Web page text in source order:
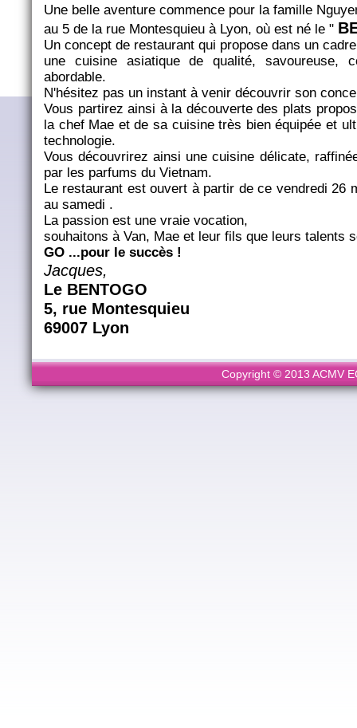
Une belle aventure commence pour la famille
au 5 de la rue Montesquieu à Lyon, où est né le "
Un concept de restaurant qui propose dans un
une cuisine asiatique de qualité, savoureuse,
abordable.
N'hésitez pas un instant à venir découvrir son
Vous partirez ainsi à la découverte des plats
la chef Mae et de sa cuisine très bien équipée et
technologie.
Vous découvrirez ainsi une cuisine délicate,
par les parfums du Vietnam.
Le restaurant est ouvert à partir de ce vendredi 26
au samedi .
La passion est une vraie vocation,
souhaitons à Van, Mae et leur fils que leurs talents
GO ...pour le succès !
Jacques,
Le BENTOGO
5, rue Montesquieu
69007 Lyon
Copyright © 2013 ACMV